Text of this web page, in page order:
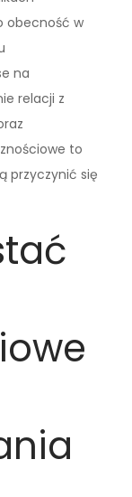
obecność w
na
relacji z
to
przyczynić się